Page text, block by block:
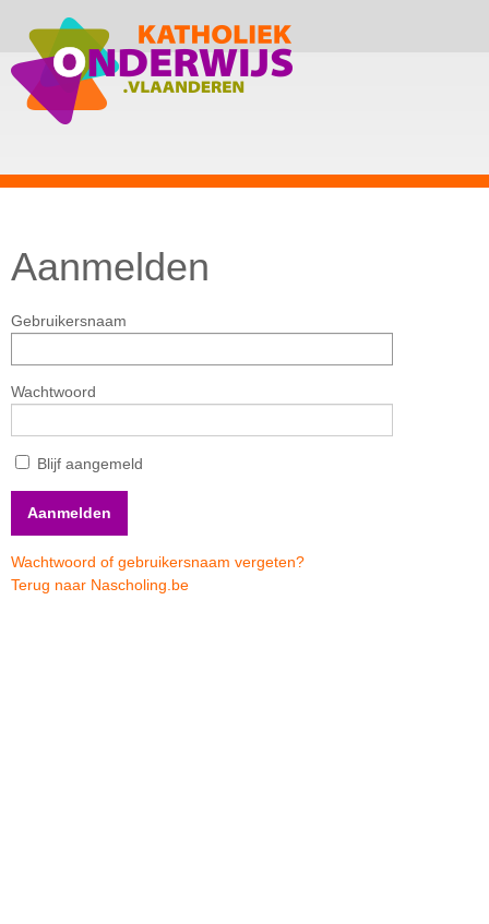
Aanmelden
Gebruikersnaam
Wachtwoord
Blijf aangemeld
Wachtwoord of gebruikersnaam vergeten?
Terug naar Nascholing.be